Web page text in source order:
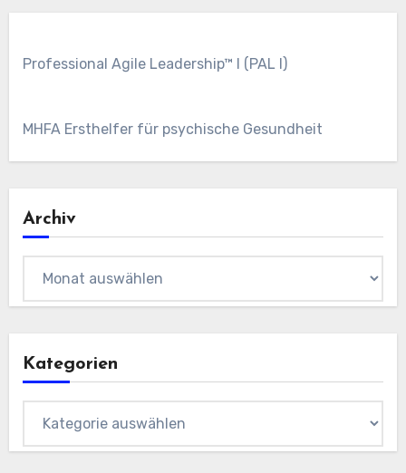
Professional Agile Leadership™ I (PAL I)
MHFA Ersthelfer für psychische Gesundheit
Archiv
Kategorien